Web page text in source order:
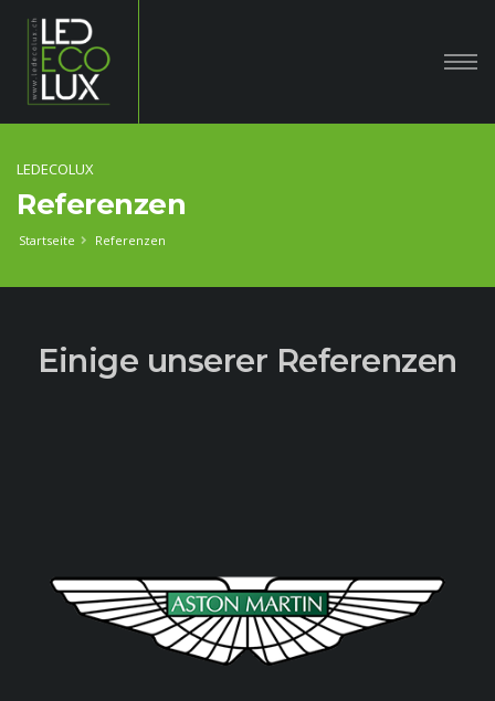
LEDECOLUX
Referenzen
Startseite Referenzen
Einige unserer Referenzen